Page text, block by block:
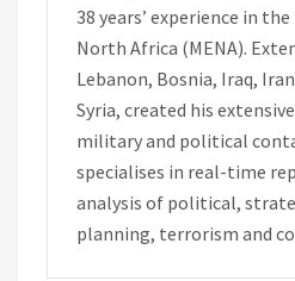
38 years’ experience in
North Africa (MENA).
Lebanon, Bosnia, Iraq,
Syria, created his
military and political
specialises in real-time
analysis of political,
planning, terrorism and